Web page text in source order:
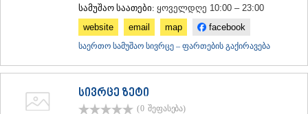
სამუშაო საათები: ყოველდღე 10:00 – 23:00
website
email map facebook
საერთო სამუშაო სივრცე – ფართების გაქირავება
სივრცე ზეტი
(0 შეფასება)